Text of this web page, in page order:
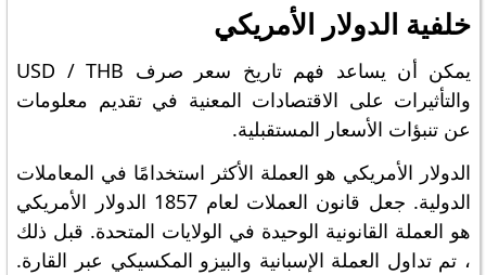
خلفية الدولار الأمريكي
يمكن أن يساعد فهم تاريخ سعر صرف USD / THB
والتأثيرات على الاقتصادات المعنية في تقديم معلومات
عن تنبؤات الأسعار المستقبلية.
الدولار الأمريكي هو العملة الأكثر استخدامًا في المعاملات
الدولية. جعل قانون العملات لعام 1857 الدولار الأمريكي
هو العملة القانونية الوحيدة في الولايات المتحدة. قبل ذلك
، تم تداول العملة الإسبانية والبيزو المكسيكي عبر القارة.